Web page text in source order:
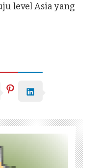
level Asia yang